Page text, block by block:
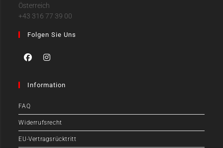
Österreich
+43 316 77 39 00
Folgen Sie Uns
Information
FAQ
Widerrufsrecht
EU-Vertragsrücktritt